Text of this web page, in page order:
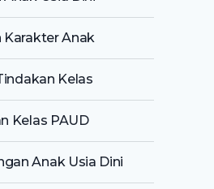
Karakter Anak
Kelas
Kelas PAUD
Anak Usia Dini